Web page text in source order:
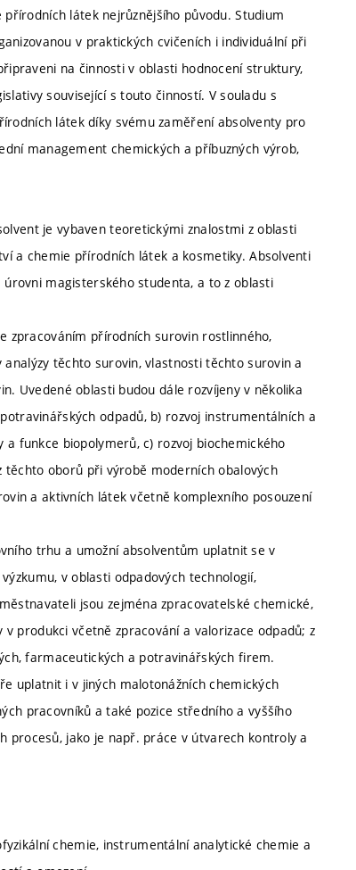
látek nejrůznějšího původu. Studium
v praktických cvičeních i individuální při
na činnosti v oblasti hodnocení struktury,
související s touto činností. V souladu s
látek díky svému zaměření absolventy pro
management chemických a příbuzných výrob,
je vybaven teoretickými znalostmi z oblasti
a chemie přírodních látek a kosmetiky. Absolventi
magisterského studenta, a to z oblasti
zpracováním přírodních surovin rostlinného,
těchto surovin, vlastnosti těchto surovin a
Uvedené oblasti budou dále rozvíjeny v několika
odpadů, b) rozvoj instrumentálních a
funkce biopolymerů, c) rozvoj biochemického
těchto oborů při výrobě moderních obalových
a aktivních látek včetně komplexního posouzení
trhu a umožní absolventům uplatnit se v
v oblasti odpadových technologií,
jsou zejména zpracovatelské chemické,
produkci včetně zpracování a valorizace odpadů; z
farmaceutických a potravinářských firem.
uplatnit i v jiných malotonážních chemických
pracovníků a také pozice středního a vyššího
procesů, jako je např. práce v útvarech kontroly a
chemie, instrumentální analytické chemie a